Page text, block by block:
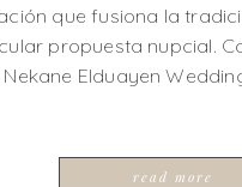
que fusiona la
propuesta nupcial.
Elduayen
read more